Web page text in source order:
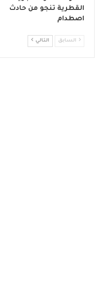
القطرية تنجو من حادث
اصطدام
السابق التالي